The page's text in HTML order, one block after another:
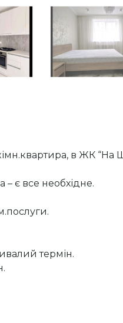
в ЖК “На
– є все необхідне.
термін.